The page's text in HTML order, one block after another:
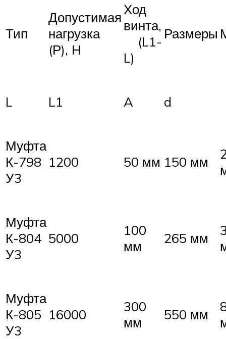
Тип
Допустимая
нагрузка
(Р), Н
Ход
винта,
(L1-
L)
Размеры
L L1 A d
Муфта
К-798
У3
1200 50 мм 150 мм
Муфта
К-804
У3
5000
100
мм
265 мм
Муфта
К-805
У3
16000
300
мм
550 мм